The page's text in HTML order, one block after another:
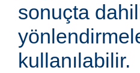
sonuçta
kullanılabilir.